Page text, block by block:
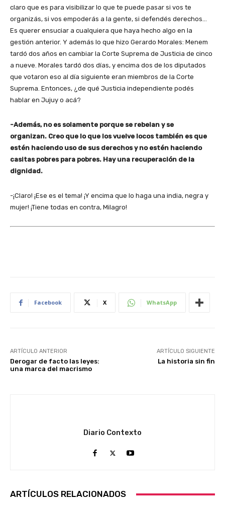
claro que es para visibilizar lo que te puede pasar si vos te
organizás, si vos empoderás a la gente, si defendés derechos…
Es querer ensuciar a cualquiera que haya hecho algo en la
gestión anterior. Y además lo que hizo Gerardo Morales: Menem
tardó dos años en cambiar la Corte Suprema de Justicia de cinco
a nueve. Morales tardó dos días, y encima dos de los diputados
que votaron eso al día siguiente eran miembros de la Corte
Suprema. Entonces, ¿de qué Justicia independiente podés
hablar en Jujuy o acá?
-Además, no es solamente porque se rebelan y se
organizan. Creo que lo que los vuelve locos también es que
estén haciendo uso de sus derechos y no estén haciendo
casitas pobres para pobres. Hay una recuperación de la
dignidad.
-¡Claro! ¡Ese es el tema! ¡Y encima que lo haga una india, negra y
mujer! ¡Tiene todas en contra, Milagro!
Facebook X WhatsApp
ARTÍCULO ANTERIOR
Derogar de facto las leyes:
una marca del macrismo
ARTÍCULO SIGUIENTE
La historia sin fin
Diario Contexto
ARTÍCULOS RELACIONADOS